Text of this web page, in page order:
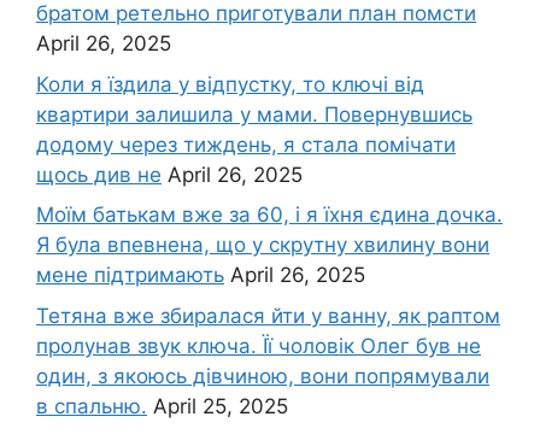
братом ретельно приготували план помсти
April 26, 2025
Коли я їздила у відпустку, то ключі від
квартири залишила у мами. Повернувшись
додому через тиждень, я стала помічати
щось див не April 26, 2025
Моїм батькам вже за 60, і я їхня єдина дочка.
Я була впевнена, що у скрутну хвилину вони
мене підтримають April 26, 2025
Тетяна вже збиралася йти у ванну, як раптом
пролунав звук ключа. Її чоловік Олег був не
один, з якоюсь дівчиною, вони попрямували
в спальню. April 25, 2025